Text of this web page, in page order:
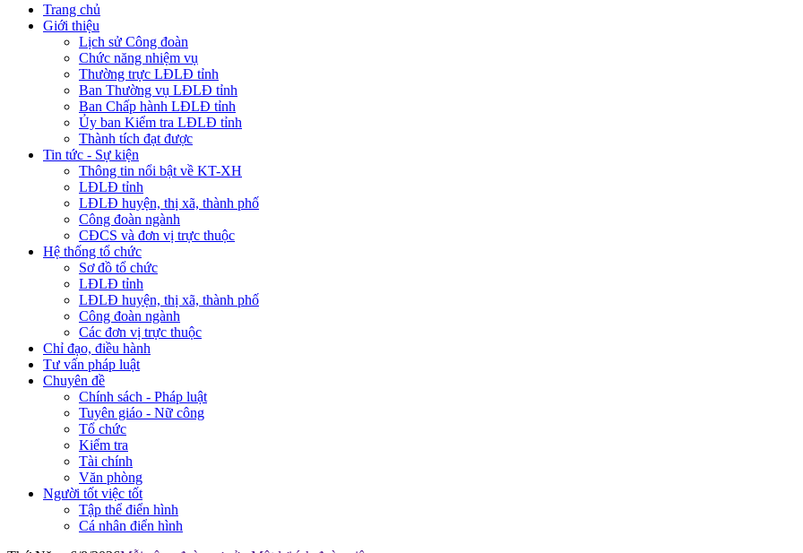
Trang chủ
Giới thiệu
Lịch sử Công đoàn
Chức năng nhiệm vụ
Thường trực LĐLĐ tỉnh
Ban Thường vụ LĐLĐ tỉnh
Ban Chấp hành LĐLĐ tỉnh
Ủy ban Kiểm tra LĐLĐ tỉnh
Thành tích đạt được
Tin tức - Sự kiện
Thông tin nổi bật về KT-XH
LĐLĐ tỉnh
LĐLĐ huyện, thị xã, thành phố
Công đoàn ngành
CĐCS và đơn vị trực thuộc
Hệ thống tổ chức
Sơ đồ tổ chức
LĐLĐ tỉnh
LĐLĐ huyện, thị xã, thành phố
Công đoàn ngành
Các đơn vị trực thuộc
Chỉ đạo, điều hành
Tư vấn pháp luật
Chuyên đề
Chính sách - Pháp luật
Tuyên giáo - Nữ công
Tổ chức
Kiểm tra
Tài chính
Văn phòng
Người tốt việc tốt
Tập thể điển hình
Cá nhân điển hình